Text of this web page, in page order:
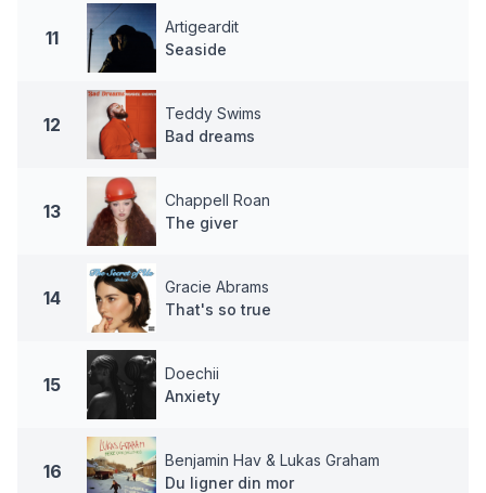
11
Artigeardit
Seaside
12
Teddy Swims
Bad dreams
13
Chappell Roan
The giver
14
Gracie Abrams
That's so true
15
Doechii
Anxiety
16
Benjamin Hav & Lukas Graham
Du ligner din mor